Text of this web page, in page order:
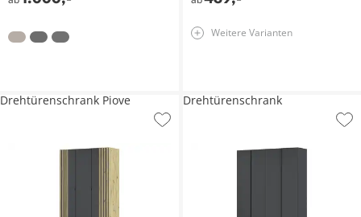
Weitere Varianten
Drehtürenschrank Piove Drehtürenschrank